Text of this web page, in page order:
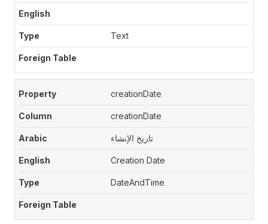
Text
creationDate
creationDate
تاريخ الإنشاء
Creation Date
DateAndTime